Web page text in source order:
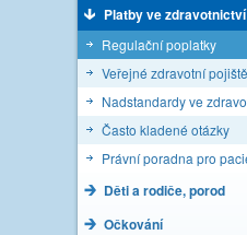
Platby ve zdravotnictví
Regulační poplatky
Veřejné zdravotní
Nadstandardy ve
Často kladené otázky
Právní poradna pro
Děti a rodiče, porod
Očkování